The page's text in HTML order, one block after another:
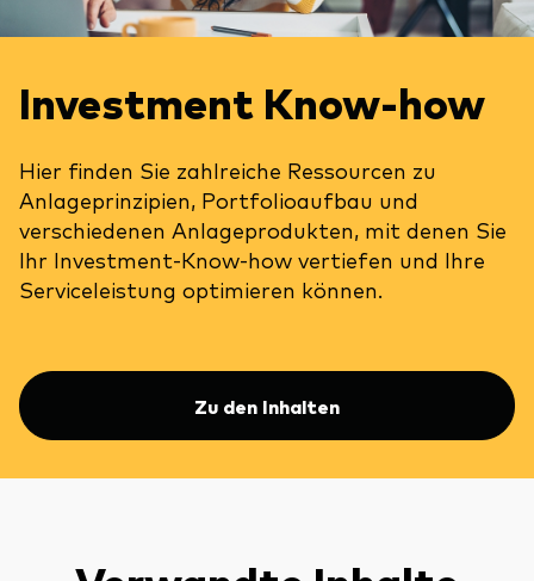
Investment Know-how
Hier finden Sie zahlreiche Ressourcen zu
Anlageprinzipien, Portfolioaufbau und
verschiedenen Anlageprodukten, mit denen Sie
Ihr Investment-Know-how vertiefen und Ihre
Serviceleistung optimieren können.
Zu den Inhalten